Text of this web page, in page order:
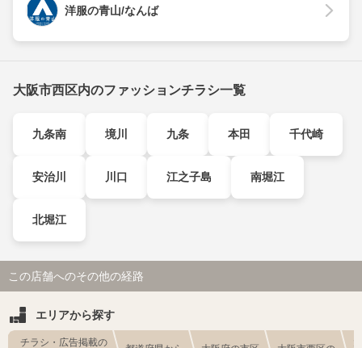
洋服の青山/なんば
大阪市西区内のファッションチラシ一覧
九条南 境川 九条 本田 千代崎
安治川 川口 江之子島 南堀江
北堀江
この店舗へのその他の経路
エリアから探す
チラシ・広告掲載の